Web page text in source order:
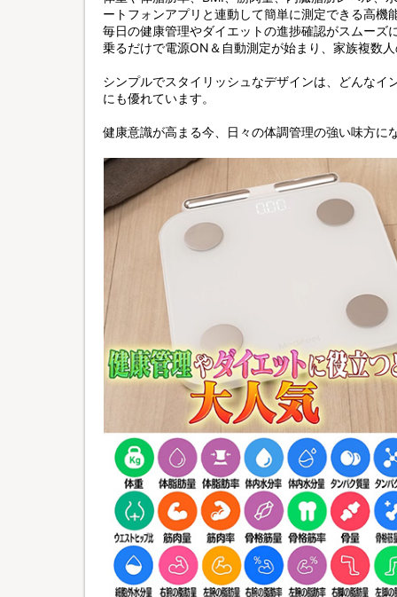
ートフォンアプリと連動して簡単に測定できる高機
毎日の健康管理やダイエットの進捗確認がスムーズ
乗るだけで電源ON＆自動測定が始まり、家族複数
シンプルでスタイリッシュなデザインは、どんな
にも優れています。
健康意識が高まる今、日々の体調管理の強い味方に